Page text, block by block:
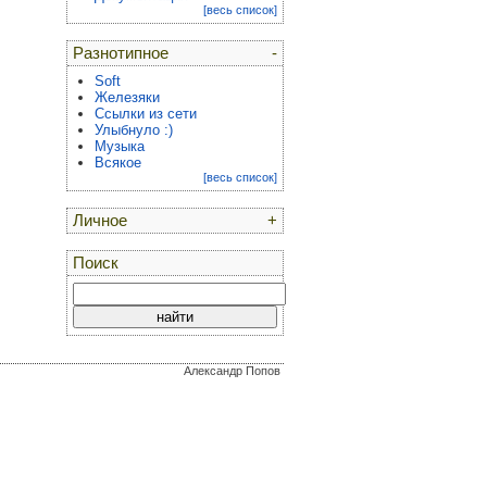
[весь список]
-
Разнотипное
Soft
Железяки
Ссылки из сети
Улыбнуло :)
Музыка
Всякое
[весь список]
+
Личное
Поиск
Александр Попов